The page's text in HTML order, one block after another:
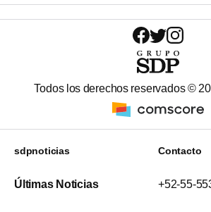
Todos los derechos reservados ©
sdpnoticias
Últimas Noticias
Contacto
+52-55-